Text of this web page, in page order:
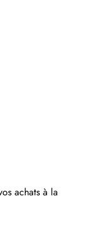
achats à la